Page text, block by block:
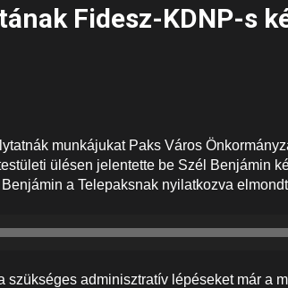
Fidesz-KDNP-s
munkájukat Paks Város
ülésen jelentette be Szél Benjámin
a Telepaksnak nyilatkozva
szükséges adminisztratív lépéseket már a